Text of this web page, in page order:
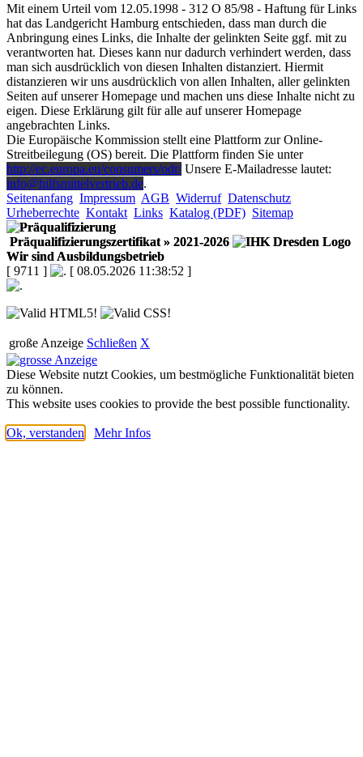
Mit einem Urteil vom 12.05.1998 - 312 O 85/98 - Haftung für Links
hat das Landgericht Hamburg entschieden, dass man durch die
Anbringung eines Links, die Inhalte der gelinkten Seite ggf. mit zu
verantworten hat. Dieses kann nur dadurch verhindert werden, dass
man sich ausdrücklich von diesen Inhalten distanziert. Hiermit
distanzieren wir uns ausdrücklich von allen Inhalten, aller gelinkten
Seiten auf unserer Homepage und machen uns diese Inhalte nicht zu
eigen. Diese Erklärung gilt für alle auf unserer Homepage
angebrachten Links.
Die Europäische Kommission stellt eine Plattform zur Online-
Streitbeilegung (OS) bereit. Die Plattform finden Sie unter
http://ec.europa.eu/consumers/odr/Unsere E-Mailadresse lautet:
info@hilfsmittelvertrieb.de.
Seitenanfang Impressum AGB Widerruf Datenschutz
Urheberrechte Kontakt Links Katalog (PDF) Sitemap
Präqualifizierungszertifikat » 2021-2026
Wir sind Ausbildungsbetrieb
[ 9711 ]
[ 08.05.2026 11:38:52 ]
große Anzeige Schließen X
Diese Website nutzt Cookies, um bestmögliche Funktionalität bieten
zu können.
This website uses cookies to provide the best possible functionality.
Ok, verstanden Mehr Infos